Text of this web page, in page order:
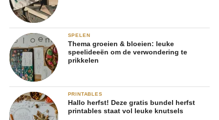
SPELEN
Thema groeien & bloeien: leuke
speelideeën om de verwondering te
prikkelen
PRINTABLES
Hallo herfst! Deze gratis bundel herfst
printables staat vol leuke knutsels